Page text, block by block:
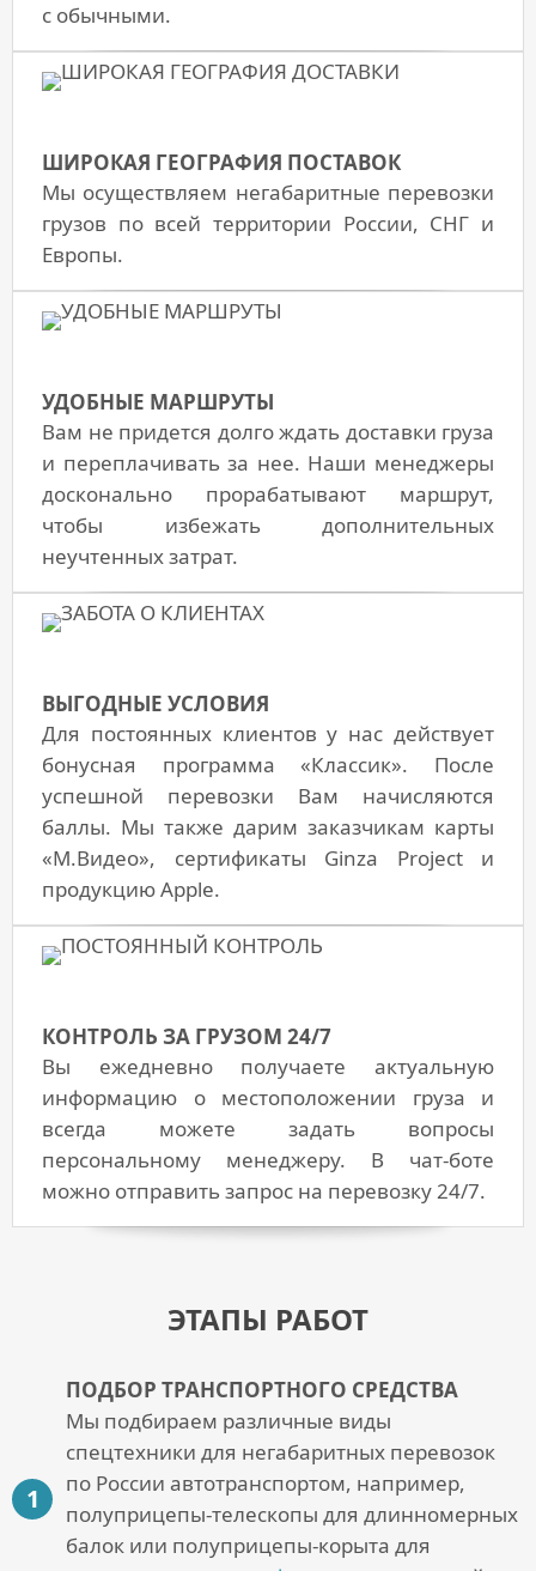
с обычными.
ШИРОКАЯ ГЕОГРАФИЯ ПОСТАВОК
Мы осуществляем негабаритные перевозки
грузов по всей территории России, СНГ и
Европы.
УДОБНЫЕ МАРШРУТЫ
Вам не придется долго ждать доставки груза
и переплачивать за нее. Наши менеджеры
досконально прорабатывают маршрут,
чтобы избежать дополнительных
неучтенных затрат.
ВЫГОДНЫЕ УСЛОВИЯ
Для постоянных клиентов у нас действует
бонусная программа «Классик». После
успешной перевозки Вам начисляются
баллы. Мы также дарим заказчикам карты
«М.Видео», сертификаты Ginza Project и
продукцию Apple.
КОНТРОЛЬ ЗА ГРУЗОМ 24/7
Вы ежедневно получаете актуальную
информацию о местоположении груза и
всегда можете задать вопросы
персональному менеджеру. В чат-боте
можно отправить запрос на перевозку 24/7.
ЭТАПЫ РАБОТ
ПОДБОР ТРАНСПОРТНОГО СРЕДСТВА
Мы подбираем различные виды
спецтехники для негабаритных перевозок
по России автотранспортом, например,
полуприцепы-телескопы для длинномерных
балок или полуприцепы-корыта для